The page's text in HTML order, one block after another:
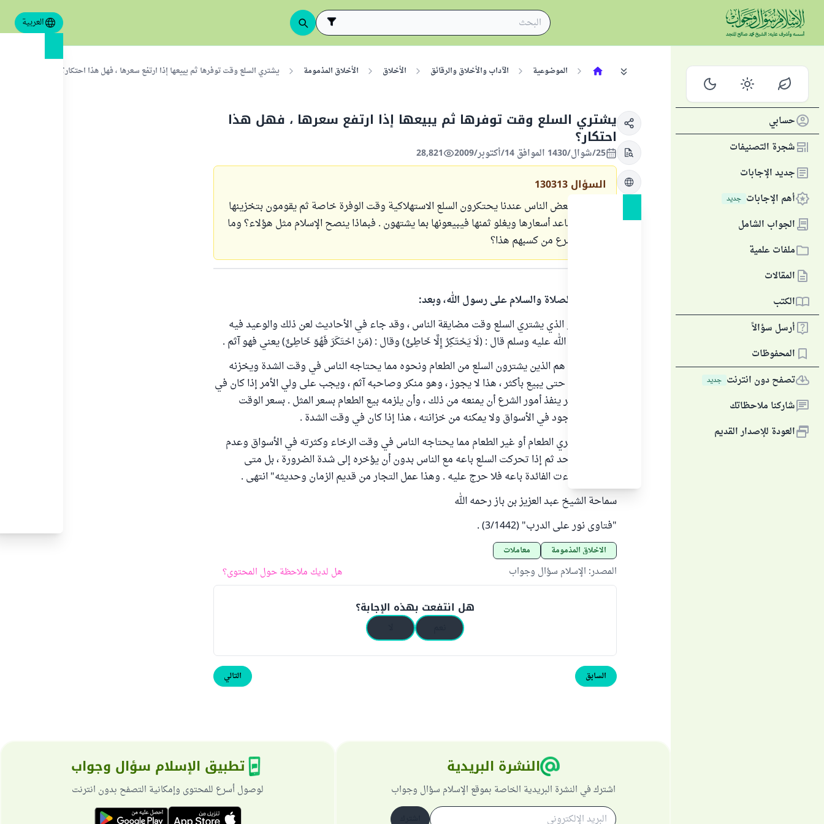
العربية
حسابي
شجرة التصنيفات
جديد الإجابات
أهم الإجابات جديد
الجواب الشامل
ملفات علمية
المقالات
الكتب
أرسل سؤالاً
المحفوظات
تصفح دون انترنت جديد
شاركنا ملاحظاتك
العودة للإصدار القديم
الموضوعية الآداب والأخلاق والرقائق الأخلاق الأخلاق المذمومة يشتري السلع وقت توفرها ثم يبيعها إذا ارتفع سعرها ، فهل هذا احتكار؟
يشتري السلع وقت توفرها ثم يبيعها إذا ارتفع سعرها ، فهل هذا
احتكار؟
25/شوال/1430 الموافق 14/أكتوبر/2009 28,821
السؤال 130313
لقد وجد بعض الناس عندنا يحتكرون السلع الاستهلاكية وقت الوفرة خاصة ثم يقومون بتخزينها
حتى تتصاعد أسعارها ويغلو ثمنها فيبيعونها بما يشتهون . فبماذا ينصح الإسلام مثل هؤلاء؟ وما
موقف الشرع من كسبهم هذا؟
الحمد لله والصلاة والسلام على رسول الله، وبعد:
"المحتكر هو الذي يشتري السلع وقت مضايقة الناس ، وقد جاء في الأحاديث لعن ذلك والوعيد فيه
والنبي صلى الله عليه وسلم قال : (لَا يَحْتَكِرُ إِلَّا خَاطِئٌ) وقال : (مَنْ احْتَكَرَ فَهُوَ خَاطِئٌ) يعني فهو آثم .
قال العلماء : هم الذين يشترون السلع من الطعام ونحوه مما يحتاجه الناس في وقت الشدة ويخزنه
ليشتد الغلاء حتى يبيع بأكثر ، هذا لا يجوز ، وهو منكر وصاحبه آثم ، ويجب على ولي الأمر إذا كان في
البلاد ولي أمر ينفذ أمور الشرع أن يمنعه من ذلك ، وأن يلزمه بيع الطعام بسعر المثل . بسعر الوقت
الحاضر الموجود في الأسواق ولا يمكنه من خزانته ، هذا إذا كان في وقت الشدة .
أما الذي يشتري الطعام أو غير الطعام مما يحتاجه الناس في وقت الرخاء وكثرته في الأسواق وعدم
الضرر على أحد ثم إذا تحركت السلع باعه مع الناس بدون أن يؤخره إلى شدة الضرورة ، بل متى
تحركت وجاءت الفائدة باعه فلا حرج عليه . وهذا عمل التجار من قديم الزمان وحديثه" انتهى .
سماحة الشيخ عبد العزيز بن باز رحمه الله
"فتاوى نور على الدرب" (3/1442) .
الأخلاق المذمومة معاملات
المصدر: الإسلام سؤال وجواب هل لديك ملاحظة حول المحتوى؟
هل انتفعت بهذه الإجابة؟
السابق التالي
النشرة البريدية
اشترك في النشرة البريدية الخاصة بموقع الإسلام سؤال وجواب
تطبيق الإسلام سؤال وجواب
لوصول أسرع للمحتوى وإمكانية التصفح بدون انترنت